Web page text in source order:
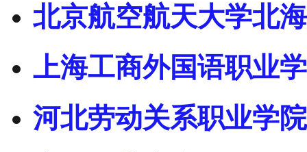
北京航空航天大学北
上海工商外国语职业
河北劳动关系职业学院